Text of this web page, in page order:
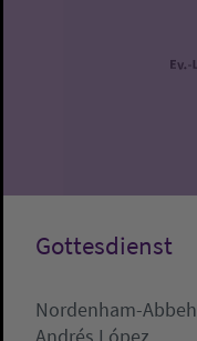
Gottesdienst
Nordenham-